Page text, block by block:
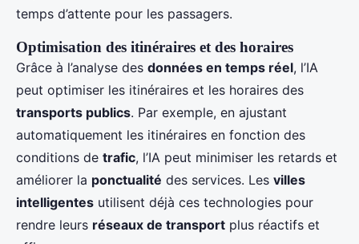
temps d’attente pour les passagers.
Optimisation des itinéraires et des horaires
Grâce à l’analyse des données en temps réel, l’IA
peut optimiser les itinéraires et les horaires des
transports publics. Par exemple, en ajustant
automatiquement les itinéraires en fonction des
conditions de trafic, l’IA peut minimiser les retards et
améliorer la ponctualité des services. Les villes
intelligentes utilisent déjà ces technologies pour
rendre leurs réseaux de transport plus réactifs et